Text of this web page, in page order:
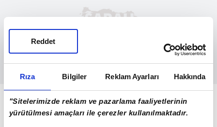
Rıza Bilgiler Reklam Ayarları Hakkında
"Sitelerimizde reklam ve pazarlama faaliyetlerinin
yürütülmesi amaçları ile çerezler kullanılmaktadır.
Reddet
20.00 Kasımpaşa - Galatasaray
20.00 Antalyaspor - Kocaelispor